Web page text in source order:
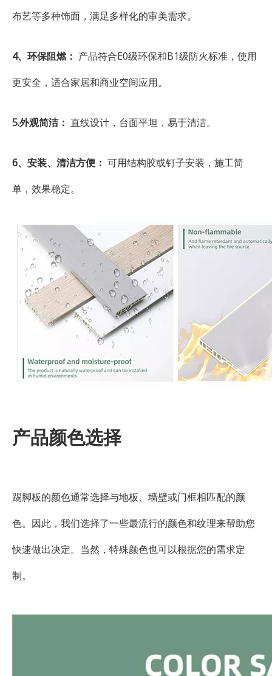
布艺等多种饰面，满足多样化的审美需求。
4、环保阻燃： 产品符合E0级环保和B1级防火标准，使用
更安全，适合家居和商业空间应用。
5.外观简洁： 直线设计，台面平坦，易于清洁。
6、安装、清洁方便： 可用结构胶或钉子安装，施工简
单，效果稳定。
产品颜色选择
踢脚板的颜色通常选择与地板、墙壁或门框相匹配的颜
色。因此，我们选择了一些最流行的颜色和纹理来帮助您
快速做出决定。当然，特殊颜色也可以根据您的需求定
制。